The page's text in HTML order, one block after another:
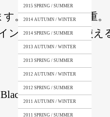
2015 SPRING / SUMMER
2014 AUTUMN / WINTER
2014 SPRING / SUMMER
2013 AUTUMN / WINTER
2013 SPRING / SUMMER
2012 AUTUMN / WINTER
2012 SPRING / SUMMER
2011 AUTUMN / WINTER
2011 SPRING / SUMMER
す。 ※つまり二重。
ンナーとしても使え